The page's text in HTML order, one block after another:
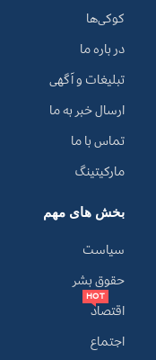
کوکی‌ها
در باره ما
تبلیغات و آگهی
ارسال خبر به ما
تماس با ما
مارکیتینگ
بخش های مهم
سیاست
حقوق بشر
اقتصاد
HOT
اجتماع